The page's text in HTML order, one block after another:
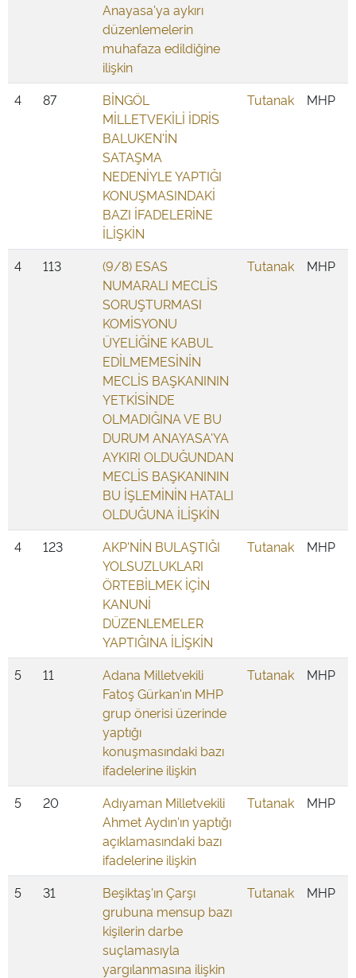
Anayasa'ya aykırı
düzenlemelerin
muhafaza edildiğine
ilişkin
4 87
BİNGÖL
MİLLETVEKİLİ İDRİS
BALUKEN'İN
SATAŞMA
NEDENİYLE YAPTIĞI
KONUŞMASINDAKİ
BAZI İFADELERİNE
İLİŞKİN
Tutanak MHP
4 113
(9/8) ESAS
NUMARALI MECLİS
SORUŞTURMASI
KOMİSYONU
ÜYELİĞİNE KABUL
EDİLMEMESİNİN
MECLİS BAŞKANININ
YETKİSİNDE
OLMADIĞINA VE BU
DURUM ANAYASA'YA
AYKIRI OLDUĞUNDAN
MECLİS BAŞKANININ
BU İŞLEMİNİN HATALI
OLDUĞUNA İLİŞKİN
Tutanak MHP
4 123
AKP'NİN BULAŞTIĞI
YOLSUZLUKLARI
ÖRTEBİLMEK İÇİN
KANUNİ
DÜZENLEMELER
YAPTIĞINA İLİŞKİN
Tutanak MHP
5 11
Adana Milletvekili
Fatoş Gürkan'ın MHP
grup önerisi üzerinde
yaptığı
konuşmasındaki bazı
ifadelerine ilişkin
Tutanak MHP
5 20
Adıyaman Milletvekili
Ahmet Aydın'ın yaptığı
açıklamasındaki bazı
ifadelerine ilişkin
Tutanak MHP
5 31
Beşiktaş'ın Çarşı
grubuna mensup bazı
kişilerin darbe
suçlamasıyla
yargılanmasına ilişkin
Tutanak MHP